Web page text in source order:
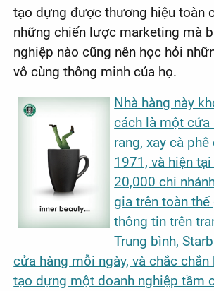
tạo dựng được thương hiệu toàn
những chiến lược marketing mà
nghiệp nào cũng nên học hỏi
vô cùng thông minh của họ.
Nhà hàng này
cách là một cửa
rang, xay cà
1971, và hiện
20,000 chi
gia trên toàn
thông tin trên
Trung bình,
cửa hàng mỗi ngày, và chắc
tạo dựng một doanh nghiệp tầm